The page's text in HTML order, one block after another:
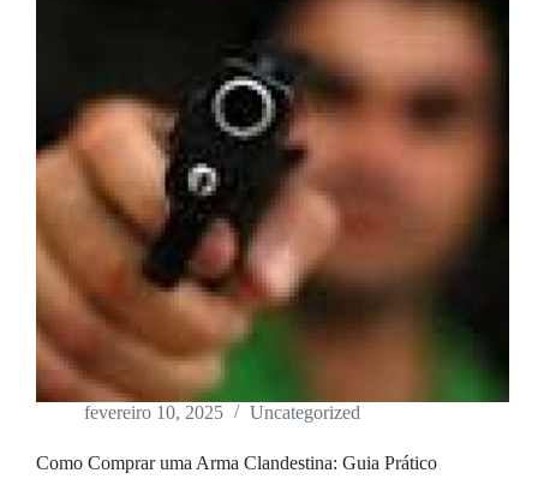
fevereiro 10, 2025 Uncategorized
Como Comprar uma Arma Clandestina: Guia Prático